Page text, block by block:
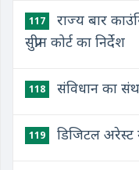
117
राज्य बार
सुप्रीम कोर्ट का निर्देश
118 संविधान का
119 डिजिटल